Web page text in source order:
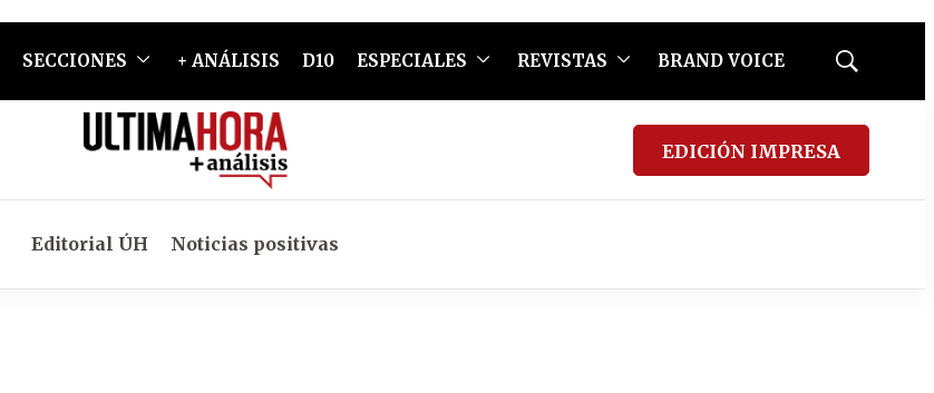
SECCIONES + ANÁLISIS D10 ESPECIALES REVISTAS BRAND VOICE
Mostrar
EDICIÓN IMPRESA
Editorial ÚH Noticias positivas